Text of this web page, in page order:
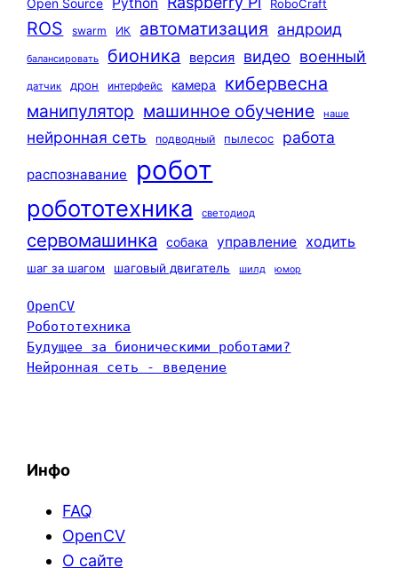
RoboCraft
ROS swarm ИК автоматизация андроид
балансировать бионика версия видео военный
датчик дрон интерфейс камера кибервесна
манипулятор машинное обучение наше
нейронная сеть подводный пылесос работа
распознавание робот
робототехника светодиод
сервомашинка собака управление ходить
шаг за шагом шаговый двигатель шилд юмор
OpenCV
Робототехника
Будущее за бионическими роботами?
Нейронная сеть - введение
Инфо
FAQ
OpenCV
О сайте